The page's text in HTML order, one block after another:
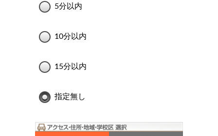
5分以内
10分以内
15分以内
指定無し